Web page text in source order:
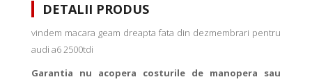
DETALII PRODUS
vindem macara geam dreapta fata din dezmembrari pentru
audi a6 2500tdi
Garantia nu acopera costurile de manopera sau